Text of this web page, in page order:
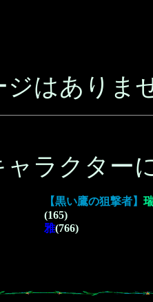
はありま
ラクター
【黒い鷹の狙撃者】
(165)
雅(766)